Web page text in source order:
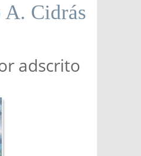
A. Cidrás
adscrito